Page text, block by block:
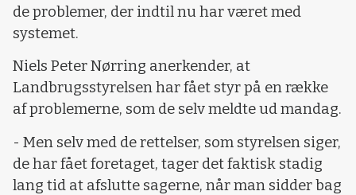
de problemer, der indtil nu har været med
systemet.
Niels Peter Nørring anerkender, at
Landbrugsstyrelsen har fået styr på en række
af problemerne, som de selv meldte ud mandag.
- Men selv med de rettelser, som styrelsen siger,
de har fået foretaget, tager det faktisk stadig
lang tid at afslutte sagerne, når man sidder bag